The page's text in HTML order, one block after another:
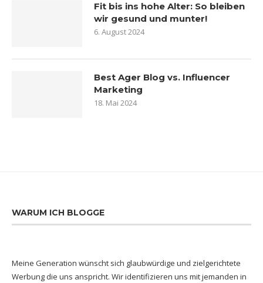
Fit bis ins hohe Alter: So bleiben
wir gesund und munter!
6. August 2024
Best Ager Blog vs. Influencer
Marketing
18. Mai 2024
WARUM ICH BLOGGE
Meine Generation wünscht sich glaubwürdige und zielgerichtete
Werbung die uns anspricht. Wir identifizieren uns mit jemanden in